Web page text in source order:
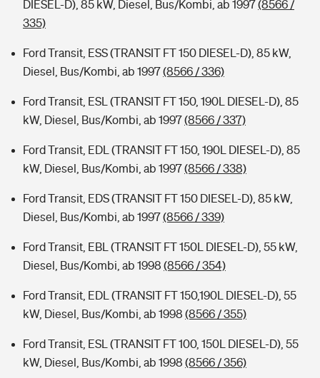
DIESEL-D), 85 kW, Diesel, Bus/Kombi, ab 1997(8566 /
335)
Ford Transit, ESS (TRANSIT FT 150 DIESEL-D), 85 kW,
Diesel, Bus/Kombi, ab 1997(8566 / 336)
Ford Transit, ESL (TRANSIT FT 150, 190L DIESEL-D), 85
kW, Diesel, Bus/Kombi, ab 1997(8566 / 337)
Ford Transit, EDL (TRANSIT FT 150, 190L DIESEL-D), 85
kW, Diesel, Bus/Kombi, ab 1997(8566 / 338)
Ford Transit, EDS (TRANSIT FT 150 DIESEL-D), 85 kW,
Diesel, Bus/Kombi, ab 1997(8566 / 339)
Ford Transit, EBL (TRANSIT FT 150L DIESEL-D), 55 kW,
Diesel, Bus/Kombi, ab 1998 (8566 / 354)
Ford Transit, EDL (TRANSIT FT 150,190L DIESEL-D), 55
kW, Diesel, Bus/Kombi, ab 1998 (8566 / 355)
Ford Transit, ESL (TRANSIT FT 100, 150L DIESEL-D), 55
kW, Diesel, Bus/Kombi, ab 1998 (8566 / 356)